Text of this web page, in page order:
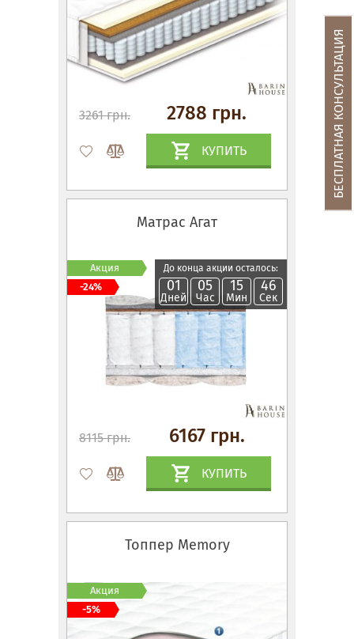
3261 грн. 2788 грн.
КУПИТЬ
Матрас Агат
До конца акции осталось:
01
Дней
05
Час
15
Мин
45
Сек
8115 грн. 6167 грн.
КУПИТЬ
Акция
-24%
Топпер Memory
Акция
-5%
БЕСПЛАТНАЯ КОНСУЛЬТАЦИЯ